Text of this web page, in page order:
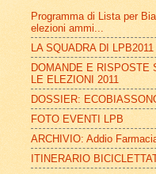
Programma di Lista per
elezioni ammi...
LA SQUADRA DI LPB2011
DOMANDE E RISPOSTE
LE ELEZIONI 2011
DOSSIER:
FOTO EVENTI LPB
ARCHIVIO: Addio
ITINERARIO